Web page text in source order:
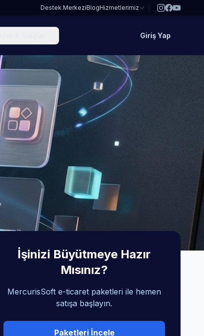
Destek MerkeziBlogHizmetlerimiz
Giriş Yap
İşinizi Büyütmeye Hazır
Mısınız?
MercurisSoft e-ticaret paketleri ile hemen
satışa başlayın.
Paketleri İncele